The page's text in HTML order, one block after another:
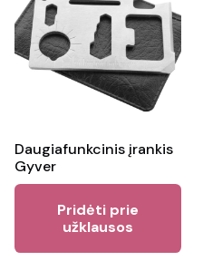
Daugiafunkcinis įrankis
Gyver
Pridėti prie
užklausos